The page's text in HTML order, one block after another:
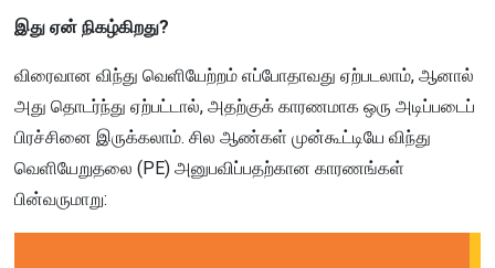
இது ஏன் நிகழ்கிறது?
விரைவான விந்து வெளியேற்றம் எப்போதாவது ஏற்படலாம், ஆனால்
அது தொடர்ந்து ஏற்பட்டால், அதற்குக் காரணமாக ஒரு அடிப்படைப்
பிரச்சினை இருக்கலாம். சில ஆண்கள் முன்கூட்டியே விந்து
வெளியேறுதலை (PE) அனுபவிப்பதற்கான காரணங்கள்
பின்வருமாறு: